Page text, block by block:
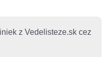
z Vedelisteze.sk cez